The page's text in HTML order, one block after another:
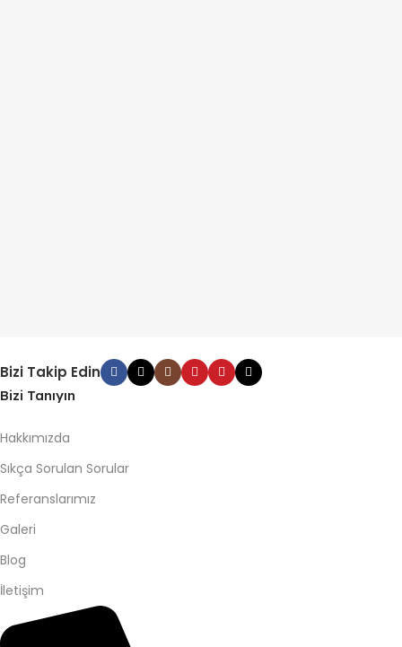
Bizi Takip Edin
Bizi Tanıyın
Hakkımızda
Sıkça Sorulan Sorular
Referanslarımız
Galeri
Blog
İletişim